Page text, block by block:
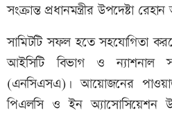
সংক্রান্ত প্রধানমন্ত্রীর উপদেষ্টা
সামিটটি সফল হতে সহযোগিতা
আইসিটি বিভাগ ও ন্যাশনাল
(এনসিএসএ)। আয়োজনের
পিএলসি ও ইন অ্যাসোসিয়েশন